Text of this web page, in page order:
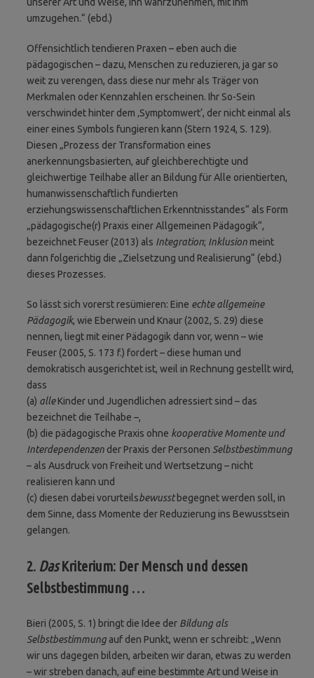
umzugehen.“ (ebd.)
Offensichtlich tendieren Praxen – eben auch die
pädagogischen – dazu, Menschen zu reduzieren, ja gar so
weit zu verengen, dass diese nur mehr als Träger von
Merkmalen oder Kennzahlen erscheinen. Ihr So-Sein
verschwindet hinter dem ‚Symptomwert‘, der nicht einmal als
einer eines Symbols fungieren kann (Stern 1924, S. 129).
Diesen „Prozess der Transformation eines
anerkennungsbasierten, auf gleichberechtigte und
gleichwertige Teilhabe aller an Bildung für Alle orientierten,
humanwissenschaftlich fundierten
erziehungswissenschaftlichen Erkenntnisstandes“ als Form
„pädagogische(r) Praxis einer Allgemeinen Pädagogik“,
bezeichnet Feuser (2013) als Integration; Inklusionmeint
dann folgerichtig die „Zielsetzung und Realisierung“ (ebd.)
dieses Prozesses.
So lässt sich vorerst resümieren: Eine echte allgemeine
Pädagogik, wie Eberwein und Knaur (2002, S. 29) diese
nennen, liegt mit einer Pädagogik dann vor, wenn – wie
Feuser (2005, S. 173 f.) fordert – diese human und
demokratisch ausgerichtet ist, weil in Rechnung gestellt wird,
dass
(a) alleKinder und Jugendlichen adressiert sind – das
bezeichnet die Teilhabe –,
(b) die pädagogische Praxis ohne kooperative Momente und
Interdependenzen der Praxis der Personen Selbstbestimmung
– als Ausdruck von Freiheit und Wertsetzung – nicht
realisieren kann und
(c) diesen dabei vorurteilsbewusstbegegnet werden soll, in
dem Sinne, dass Momente der Reduzierung ins Bewusstsein
gelangen.
2. DasKriterium: Der Mensch und dessen
Selbstbestimmung …
Bieri (2005, S. 1) bringt die Idee der Bildung als
Selbstbestimmung auf den Punkt, wenn er schreibt: „Wenn
wir uns dagegen bilden, arbeiten wir daran, etwas zu werden
– wir streben danach, auf eine bestimmte Art und Weise in